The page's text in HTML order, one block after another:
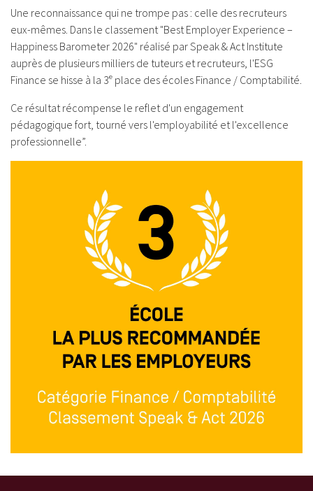
Une reconnaissance qui ne trompe pas : celle des recruteurs
eux-mêmes. Dans le classement "Best Employer Experience –
Happiness Barometer 2026" réalisé par Speak & Act Institute
auprès de plusieurs milliers de tuteurs et recruteurs, l'ESG
Finance se hisse à la 3ᵉ place des écoles Finance / Comptabilité.
Ce résultat récompense le reflet d'un engagement
pédagogique fort, tourné vers l'employabilité et l'excellence
professionnelle”.